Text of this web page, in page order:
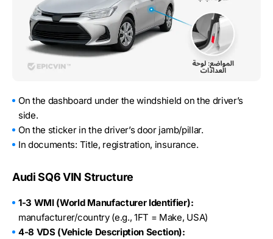
On the dashboard under the windshield on the driver’s
side.
On the sticker in the driver’s door jamb/pillar.
In documents: Title, registration, insurance.
Audi SQ6 VIN Structure
1-3 WMI (World Manufacturer Identifier):
manufacturer/country (e.g., 1FT = Make, USA)
4-8 VDS (Vehicle Description Section):